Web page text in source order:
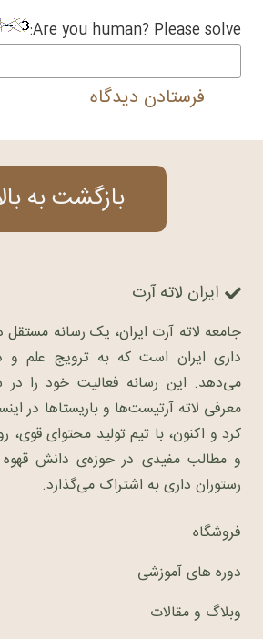
Are you human? Please solve:
فرستادن دیدگاه
بازگشت به
ایران لاته آرت
جامعه لاته آرت ایران، یک رسانه
داری ایران است که به ترویج علم و
معرفی لاته آرتیست‌ها و باریستاها در
کرد و اکنون، با تیم تولید محتوای قوی،
و مطالب مفیدی در حوزه‌ی دانش
رستوران داری به اشتراک می‌گذارد.
فروشگاه
دوره های آموزشی
وبلاگ و مقالات